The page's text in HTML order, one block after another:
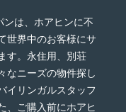
ンは、ホアヒンに不
世界中のお客様にサ
す。永住用、別荘
なニーズの物件探し
イリンガルスタッフ
、ご購入前にホアヒ